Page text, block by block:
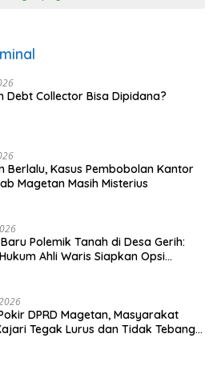
Debt Collector Bisa Dipidana?
Berlalu, Kasus Pembobolan Kantor
Magetan Masih Misterius
Polemik Tanah di Desa Gerih:
Ahli Waris Siapkan Opsi
DPRD Magetan, Masyarakat
Tegak Lurus dan Tidak Tebang